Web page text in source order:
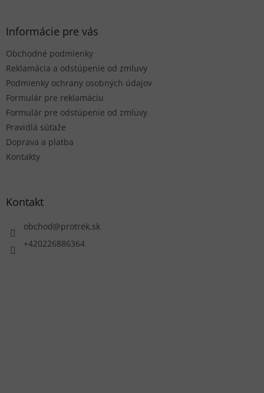
Informácie pre vás
Obchodné podmienky
Reklamácia a odstúpenie od zmluvy
Podmienky ochrany osobných údajov
Formulár pre reklamáciu
Formulár pre odstúpenie od zmluvy
Pravidlá súťaže
Doprava a platba
Kontakty
Kontakt
obchod@protrek.sk
+420226886364